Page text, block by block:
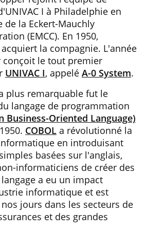
I à Philadelphie en
la Eckert-Mauchly
(EMCC). En 1950,
la compagnie. L'année
conçoit le tout premier
UNIVAC I, appelé A-0 System.
plus remarquable fut le
langage de programmation
Business-Oriented Language)
COBOL a révolutionné la
en introduisant
basées sur l'anglais,
informaticiens de créer des
a eu un impact
informatique et est
jours dans les secteurs de
et des grandes